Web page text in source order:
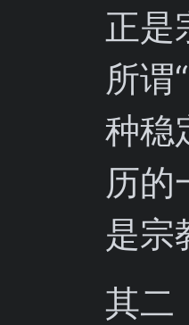
正是
所谓
种稳
历的
是宗
其二